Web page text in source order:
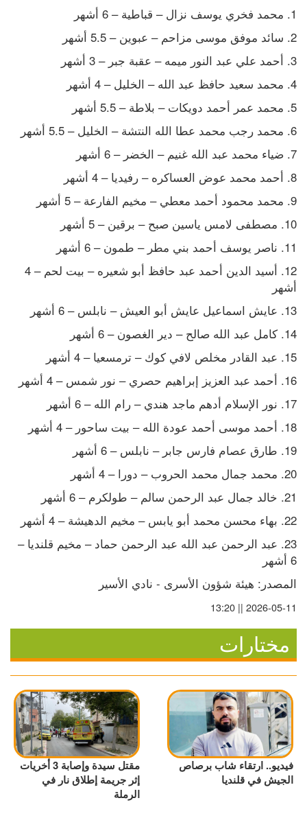
1. محمد فخري يوسف نزال – قباطية – 6 أشهر
2. سائد موفق موسى مزاحم – عبوين – 5.5 أشهر
3. أحمد علي عبد النور ميمه – عقبة جبر – 3 أشهر
4. محمد سعيد حافظ عبد الله – الخليل – 4 أشهر
5. محمد عمر أحمد دويكات – بلاطة – 5.5 أشهر
6. محمد رجب محمد عطا الله النتشة – الخليل – 5.5 أشهر
7. ضياء محمد عبد الله غنيم – الخضر – 6 أشهر
8. أحمد محمد عوض العساكره – رفيديا – 4 أشهر
9. محمد محمود أحمد معطي – مخيم الفارعة – 5 أشهر
10. مصطفى لامس ياسين صبح – برقين – 5 أشهر
11. ناصر يوسف أحمد بني مطر – طمون – 6 أشهر
أشهر
13. عايش اسماعيل عايش أبو العيش – نابلس – 6 أشهر
14. كامل عبد الله صالح – دير الغصون – 6 أشهر
15. عبد القادر مخلص لافي كوك – ترمسعيا – 4 أشهر
16. أحمد عبد العزيز إبراهيم حصري – نور شمس – 4 أشهر
17. نور الإسلام أدهم ماجد هندي – رام الله – 6 أشهر
18. أحمد موسى أحمد عودة الله – بيت ساحور – 4 أشهر
19. طارق عصام فارس جابر – نابلس – 6 أشهر
20. محمد جمال محمد الحروب – دورا – 4 أشهر
21. خالد جمال عبد الرحمن سالم – طولكرم – 6 أشهر
22. بهاء محسن محمد أبو يابس – مخيم الدهيشة – 4 أشهر
6 أشهر
المصدر: هيئة شؤون الأسرى - نادي الأسير
2026-05-11 || 13:20
مختارات
فيديو.. ارتقاء شاب برصاص
الجيش في قلنديا
مقتل سيدة وإصابة 3 أخريات
إثر جريمة إطلاق نار في
الرملة